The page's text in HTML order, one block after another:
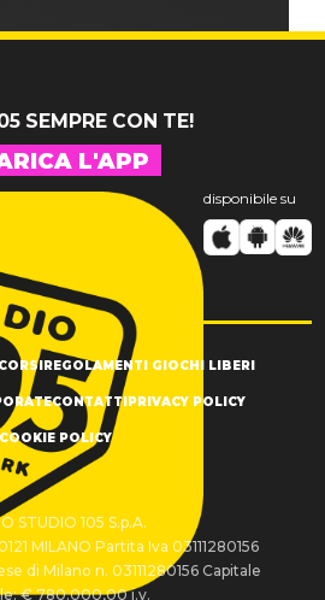
SEMPRE CON TE!
L'APP
disponibile su
REGOLAMENTI GIOCHI LIBERI
CONTATTIPRIVACY POLICY
COOKIE POLICY
STUDIO 105 S.p.A.
MILANO Partita Iva 03111280156
di Milano n. 03111280156 Capitale
€ 780.000,00 i.v.